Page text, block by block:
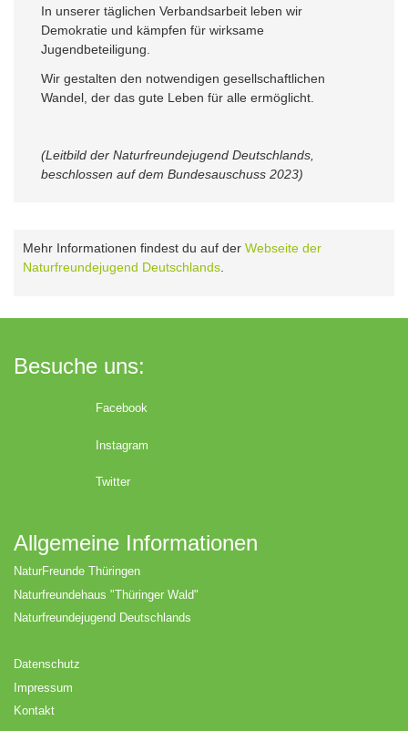
In unserer täglichen Verbandsarbeit leben wir
Demokratie und kämpfen für wirksame
Jugendbeteiligung.
Wir gestalten den notwendigen gesellschaftlichen
Wandel, der das gute Leben für alle ermöglicht.
(Leitbild der Naturfreundejugend Deutschlands,
beschlossen auf dem Bundesauschuss 2023)
Mehr Informationen findest du auf der Webseite der
Naturfreundejugend Deutschlands
Besuche uns:
Facebook
Instagram
Twitter
Allgemeine Informationen
NaturFreunde Thüringen
Naturfreundehaus "Thüringer Wald"
Naturfreundejugend Deutschlands
Datenschutz
Impressum
Kontakt